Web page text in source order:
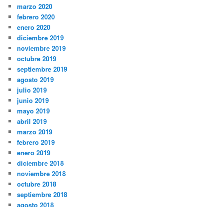
marzo 2020
febrero 2020
enero 2020
diciembre 2019
noviembre 2019
octubre 2019
septiembre 2019
agosto 2019
julio 2019
junio 2019
mayo 2019
abril 2019
marzo 2019
febrero 2019
enero 2019
diciembre 2018
noviembre 2018
octubre 2018
septiembre 2018
agosto 2018